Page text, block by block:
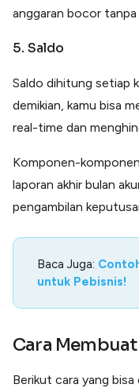
anggaran bocor tanpa
5. Saldo
Saldo dihitung setiap
demikian, kamu bisa
real-time dan
Komponen-
laporan akhir bulan
pengambilan
Baca Juga:
untuk Pebisnis!
Cara
Berikut cara yang